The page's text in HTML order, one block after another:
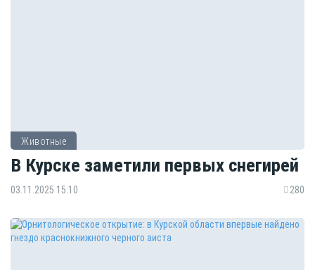
Животные
В Курске заметили первых снегирей
03.11.2025 15:10 280